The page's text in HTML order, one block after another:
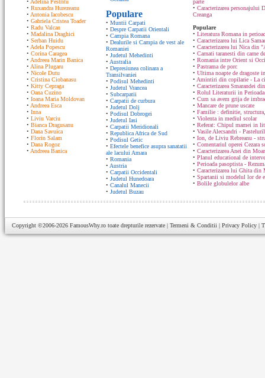
• Adelina Pestritu
• Ruxandra Hurezeanu
• Antonia Iacobescu
• Gabriela Cristea Toader
• Radu Valcan
• Madalina Draghici
• Serban Huidu
• Adela Popescu
• Corina Caragea
• Andreea Marin Banica
• Alina Plugaru
• Nicole Dutu
• Cristina Ciobanasu
• Kitty Cepraga
• Oana Cuzino
• Ioana Maria Moldovan
• Andreea Esca
• Inna
• Liviu Varciu
• Bianca Dragusanu
• Dana Savuica
• Florin Salam
• Dana Rogoz
• Andreea Banica
Populare
• Muntii Carpati
• Despre Carpatii Orientali
• Campia Romana
• Dealurile si Campia de vest ale
Romaniei
• Judetul Mehedinti
• Australia
• Depresiunea colinara a
Transilvaniei
• Podisul Mehedinti
• Judetul Vrancea
• Subcarpatii
• Carpatii de curbura
• Judetul Dolj
• Podisul Dobrogei
• Judetul Iasi
• Carpatii Meridionali
• Republica Africa de Sud
• Podisul Getic
• Efectele benefice asupra sanatatii
ale lacului Amara
• Romania
• Austria
• Carpatii Occidentali
• Judetul Hunedoara
• Canalul Manecii
• Judetul Buzau
parte
• Caracterizarea personajului
Creanga
Populare
• Literatura Romana in
• Caracterizarea lui Lica
• Caracterizarea lui Nica din
• Carnati taranesti din carne
• Romania intre Orient si
• Pastrama de porc
• Ultima noapte de dragoste
• Amintiri din copilarie - La
• Caracterizarea Smarandei
• Rolul Literaturii in Perioada
• Cum sa avem grija de
• Mancare de prune uscate
• Familie : definitie,
• Violenta in mediul scolar
• Referat: Chipul mamei in
• Vasile Alecsandri -
• Ion, de Liviu Rebreanu -
• Comentariul operei Cezara
• Caracterizarea Anei din
• Planul educational de
• Perioada pasoptista -
• Caracterizarea lui Ghita din
• Spartanii si modelul lor de
• Bolile globulelor albe
Copyright ©2006-2026 FamousWhy.ro toate drepturile rezervate | Termeni & Conditii | Privacy Policy |